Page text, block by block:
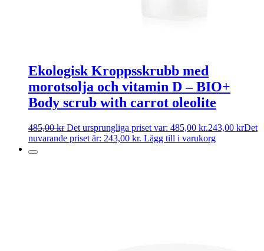
Ekologisk Kroppsskrubb med
morotsolja och vitamin D – BIO+
Body scrub with carrot oleolite
485,00kr Det ursprungliga priset var: 485,00 kr.243,00 krDet
nuvarande priset är: 243,00 kr. Lägg till i varukorg